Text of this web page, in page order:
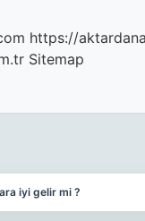
https://
Sitemap
iyi gelir mi ?